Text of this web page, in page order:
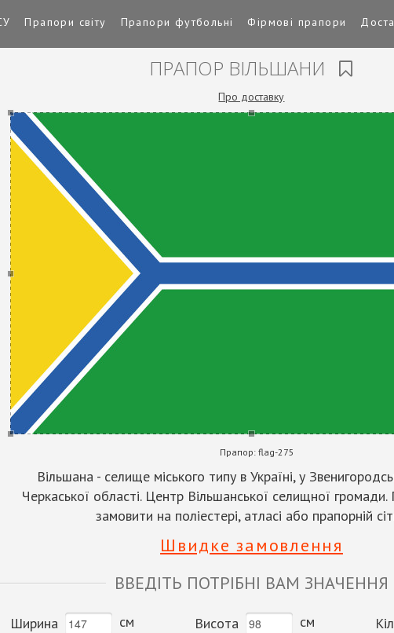
Прапори світу Прапори футбольні Фірмові прапори
ПРАПОР ВІЛЬШАНИ
Про доставку
Прапор: flag-275
Вільшана - селище міського типу в Україні, у
Черкаської області. Центр Вільшанської селищної
замовити на поліестері, атласі або прапорній
Швидке замовлення
ВВЕДІТЬ ПОТРІБНІ ВАМ ЗНАЧЕННЯ
Ширина см Висота см